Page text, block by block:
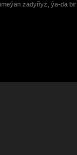
zadyñyz, ýa-da